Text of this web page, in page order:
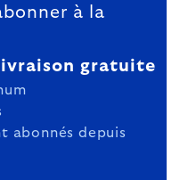
à la
gratuite
abonnés depuis